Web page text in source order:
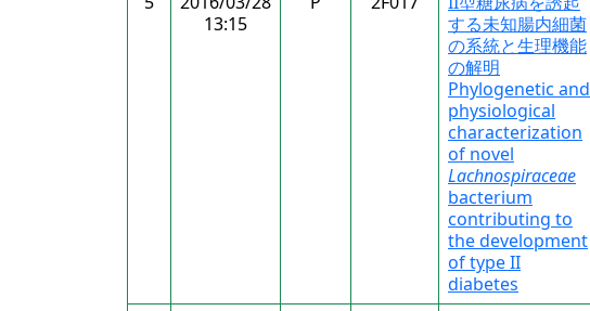
13:15
する未知腸内細菌
の系統と生理機能
の解明
Phylogenetic and
physiological
characterization
of novel
Lachnospiraceae
bacterium
contributing to
the development
of type II
diabetes